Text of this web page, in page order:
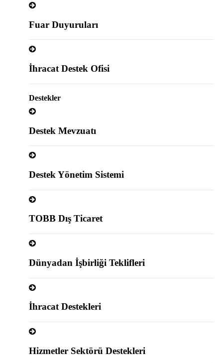
Fuar Duyuruları
İhracat Destek Ofisi
Destekler
Destek Mevzuatı
Destek Yönetim Sistemi
TOBB Dış Ticaret
Dünyadan İşbirliği Teklifleri
İhracat Destekleri
Hizmetler Sektörü Destekleri